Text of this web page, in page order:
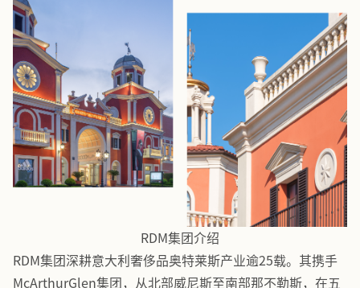
RDM集团介绍
RDM集团深耕意大利奢侈品奥特莱斯产业逾25载。其携手
McArthurGlen集团，从北部威尼斯至南部那不勒斯，在五